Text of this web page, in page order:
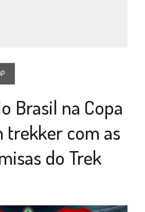
Brasil na Copa
trekker com as
do Trek